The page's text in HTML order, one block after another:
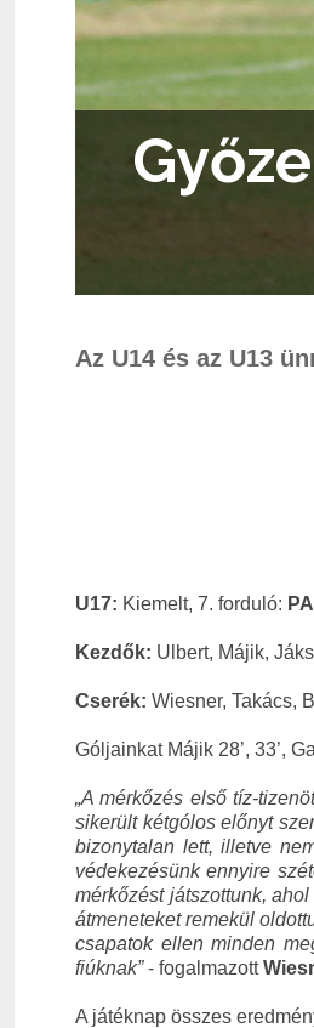
Az U14 és az U13
U17: Kiemelt, 7. forduló:
Kezdők: Ulbert, Májik,
Cserék: Wiesner, Takács,
Góljainkat Májik 28’, 33’,
„A mérkőzés első tíz-
sikerült kétgólos előnyt
bizonytalan lett, illetve
védekezésünk ennyire
mérkőzést játszottunk,
átmeneteket remekül
csapatok ellen minden
fiúknak”- fogalmazott
A játéknap összes